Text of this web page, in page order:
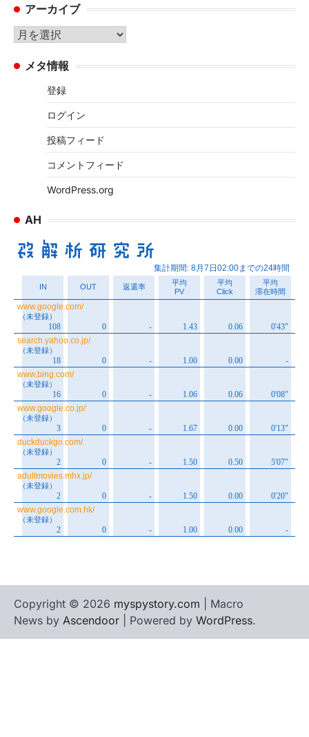
ゴ
リ
ー
アーカイブ
ア
カ メタ情報
登録
ログイン
投稿フィード
コメントフィード
WordPress.org
AH
Copyright © 2026 myspystory.com | Macro
News by Ascendoor | Powered by WordPress.